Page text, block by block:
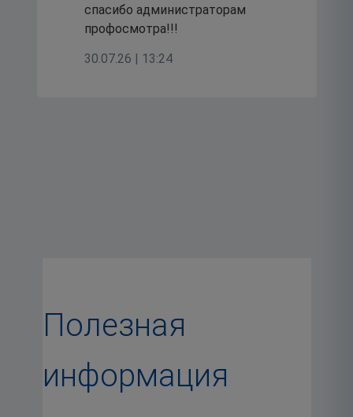
спасибо администраторам
профосмотра!!!
30.07.26 | 13:24
Полезная
информация